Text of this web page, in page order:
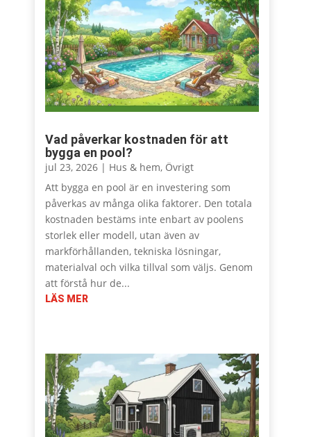
Vad påverkar kostnaden för att
bygga en pool?
jul 23, 2026| Hus & hem, Övrigt
Att bygga en pool är en investering som
påverkas av många olika faktorer. Den totala
kostnaden bestäms inte enbart av poolens
storlek eller modell, utan även av
markförhållanden, tekniska lösningar,
materialval och vilka tillval som väljs. Genom
att förstå hur de...
LÄS MER